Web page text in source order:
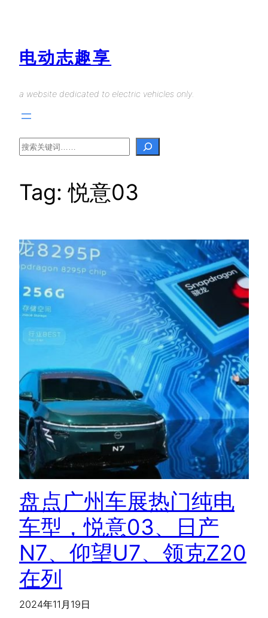
电动志趣享
a website dedicated to electric vehicles only.
Search
Tag:悦意03
盘点广州车展热门纯电
车型，悦意03、日产
N7、仰望U7、领克Z20
在列
2024年11月19日